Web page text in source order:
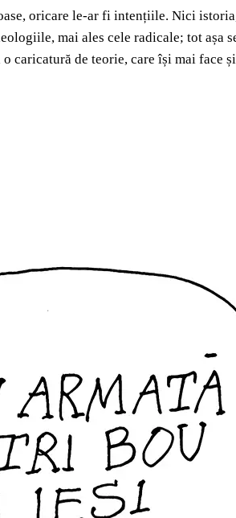
oricare le-ar fi intențiile. Nici
mai ales cele radicale; tot
caricatură de teorie, care își mai face